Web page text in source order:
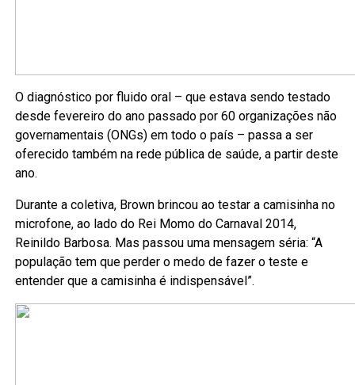
O diagnóstico por fluido oral – que estava sendo testado
desde fevereiro do ano passado por 60 organizações não
governamentais (ONGs) em todo o país – passa a ser
oferecido também na rede pública de saúde, a partir deste
ano.
Durante a coletiva, Brown brincou ao testar a camisinha no
microfone, ao lado do Rei Momo do Carnaval 2014,
Reinildo Barbosa. Mas passou uma mensagem séria: “A
população tem que perder o medo de fazer o teste e
entender que a camisinha é indispensável”.